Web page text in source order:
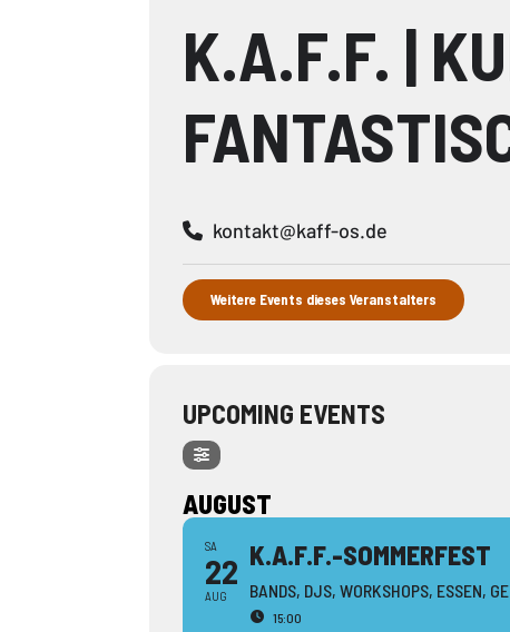
K.A.F.F. |
kontakt@kaff-os.de
Weitere Events dieses Veranstalters
UPCOMING EVENTS
AUGUST
SA
22
AUG
K.A.F.F.-SOMMERFEST
BANDS, DJS, WORKSHOPS, ESSEN,
15:00